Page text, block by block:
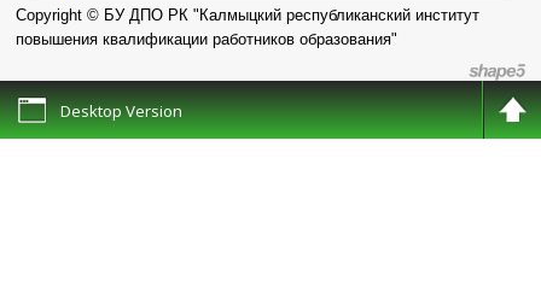
Copyright © БУ ДПО РК "Калмыцкий республиканский институт
повышения квалификации работников образования"
Desktop Version